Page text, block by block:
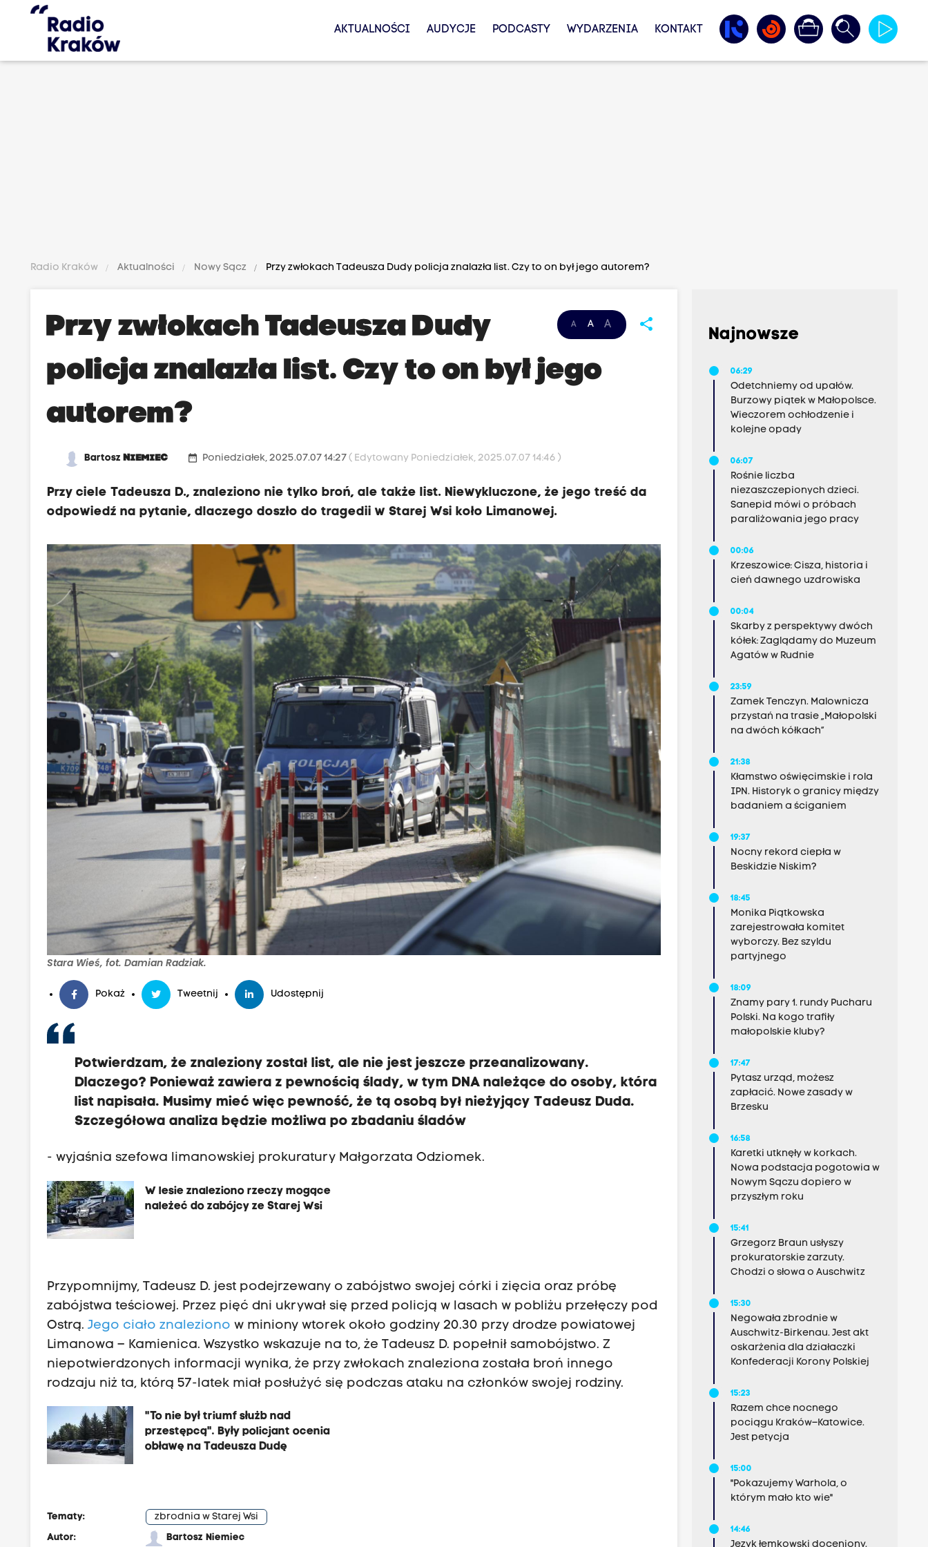
AKTUALNOŚCI AUDYCJE PODCASTY WYDARZENIA KONTAKT
Radio Kraków Aktualności Nowy Sącz Przy zwłokach Tadeusza Dudy policja znalazła list. Czy to on był jego autorem?
A A A share
Przy zwłokach Tadeusza Dudy
policja znalazła list. Czy to on był jego
autorem?
BartoszNIEMIEC date_range Poniedziałek, 2025.07.07 14:27( Edytowany Poniedziałek, 2025.07.07 14:46 )
Przy ciele Tadeusza D., znaleziono nie tylko broń, ale także list. Niewykluczone, że jego treść da
odpowiedź na pytanie, dlaczego doszło do tragedii w Starej Wsi koło Limanowej.
Stara Wieś, fot. Damian Radziak.
Pokaż Tweetnij Udostępnij
Potwierdzam, że znaleziony został list, ale nie jest jeszcze przeanalizowany.
Dlaczego? Ponieważ zawiera z pewnością ślady, w tym DNA należące do osoby, która
list napisała. Musimy mieć więc pewność, że tą osobą był nieżyjący Tadeusz Duda.
Szczegółowa analiza będzie możliwa po zbadaniu śladów
- wyjaśnia szefowa limanowskiej prokuratury Małgorzata Odziomek.
W lesie znaleziono rzeczy mogące
należeć do zabójcy ze Starej Wsi
Przypomnijmy, Tadeusz D. jest podejrzewany o zabójstwo swojej córki i zięcia oraz próbę
zabójstwa teściowej. Przez pięć dni ukrywał się przed policją w lasach w pobliżu przełęczy pod
Ostrą.Jego ciało znalezionow miniony wtorek około godziny 20.30 przy drodze powiatowej
Limanowa – Kamienica. Wszystko wskazuje na to, że Tadeusz D. popełnił samobójstwo. Z
niepotwierdzonych informacji wynika, że przy zwłokach znaleziona została broń innego
rodzaju niż ta, którą 57-latek miał posłużyć się podczas ataku na członków swojej rodziny.
"To nie był triumf służb nad
przestępcą". Były policjant ocenia
obławę na Tadeusza Dudę
Tematy:
zbrodnia w Starej Wsi
Autor:
Bartosz Niemiec
Najnowsze
06:29
Odetchniemy od upałów.
Burzowy piątek w Małopolsce.
Wieczorem ochłodzenie i
kolejne opady
06:07
Rośnie liczba
niezaszczepionych dzieci.
Sanepid mówi o próbach
paraliżowania jego pracy
00:06
Krzeszowice: Cisza, historia i
cień dawnego uzdrowiska
00:04
Skarby z perspektywy dwóch
kółek: Zaglądamy do Muzeum
Agatów w Rudnie
23:59
Zamek Tenczyn. Malownicza
przystań na trasie „Małopolski
na dwóch kółkach”
21:38
Kłamstwo oświęcimskie i rola
IPN. Historyk o granicy między
badaniem a ściganiem
19:37
Nocny rekord ciepła w
Beskidzie Niskim?
18:45
Monika Piątkowska
zarejestrowała komitet
wyborczy. Bez szyldu
partyjnego
18:09
Znamy pary 1. rundy Pucharu
Polski. Na kogo trafiły
małopolskie kluby?
17:47
Pytasz urząd, możesz
zapłacić. Nowe zasady w
Brzesku
16:58
Karetki utknęły w korkach.
Nowa podstacja pogotowia w
Nowym Sączu dopiero w
przyszłym roku
15:41
Grzegorz Braun usłyszy
prokuratorskie zarzuty.
Chodzi o słowa o Auschwitz
15:30
Negowała zbrodnie w
Auschwitz-Birkenau. Jest akt
oskarżenia dla działaczki
Konfederacji Korony Polskiej
15:23
Razem chce nocnego
pociągu Kraków–Katowice.
Jest petycja
15:00
"Pokazujemy Warhola, o
którym mało kto wie"
14:46
Język łemkowski doceniony.